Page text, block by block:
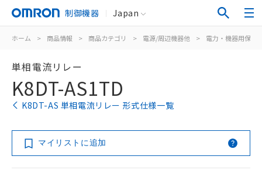
制御機器 Japan
ホーム > 商品情報 > 商品カテゴリ > 電源/周辺機器他 > 電力・機器用保護
単相電流リレー
K8DT-AS1TD
K8DT-AS 単相電流リレー 形式仕様一覧
マイリストに追加